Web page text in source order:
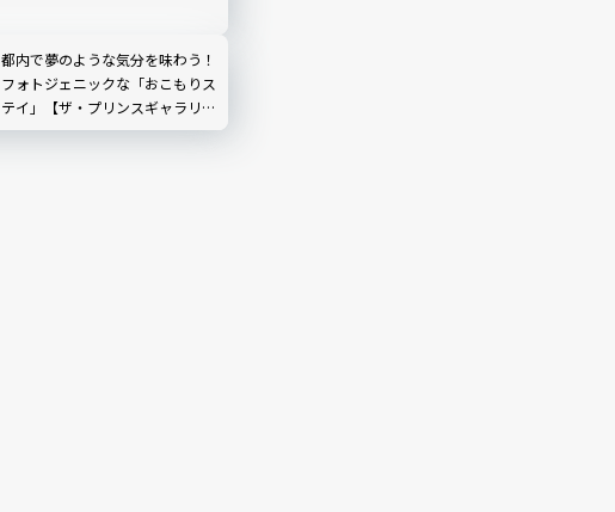
都内で夢のような気分を味わう！
フォトジェニックな「おこもりス
テイ」【ザ・プリンスギャラリー
東京紀尾井町】